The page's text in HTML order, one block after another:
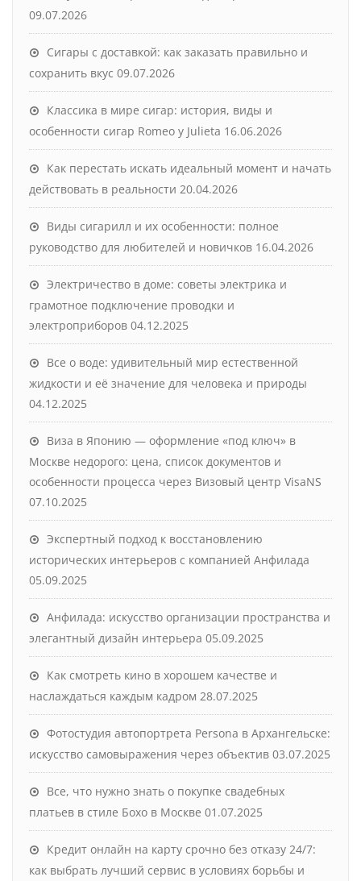
09.07.2026
Сигары с доставкой: как заказать правильно и
сохранить вкус 09.07.2026
Классика в мире сигар: история, виды и
особенности сигар Romeo y Julieta 16.06.2026
Как перестать искать идеальный момент и начать
действовать в реальности 20.04.2026
Виды сигарилл и их особенности: полное
руководство для любителей и новичков 16.04.2026
Электричество в доме: советы электрика и
грамотное подключение проводки и
электроприборов 04.12.2025
Все о воде: удивительный мир естественной
жидкости и её значение для человека и природы
04.12.2025
Виза в Японию — оформление «под ключ» в
Москве недорого: цена, список документов и
особенности процесса через Визовый центр VisaNS
07.10.2025
Экспертный подход к восстановлению
исторических интерьеров с компанией Анфилада
05.09.2025
Анфилада: искусство организации пространства и
элегантный дизайн интерьера 05.09.2025
Как смотреть кино в хорошем качестве и
наслаждаться каждым кадром 28.07.2025
Фотостудия автопортрета Persona в Архангельске:
искусство самовыражения через объектив 03.07.2025
Все, что нужно знать о покупке свадебных
платьев в стиле Бохо в Москве 01.07.2025
Кредит онлайн на карту срочно без отказу 24/7:
как выбрать лучший сервис в условиях борьбы и